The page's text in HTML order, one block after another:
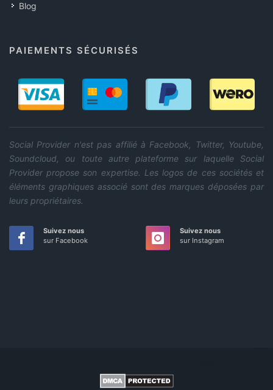
Blog
PAIEMENTS SÉCURISÉS
Social Provider n'est pas affilié à Facebook, Twitter, Youtube,
Soundcloud, ou toute autre plateforme sur laquelle Social
Provider propose son expertise. Les logos de ces sociétés et
éléments graphiques associé sont des marques déposées par
leurs propriétaires.
Suivez nous
sur Facebook
Suivez nous
sur Instagram